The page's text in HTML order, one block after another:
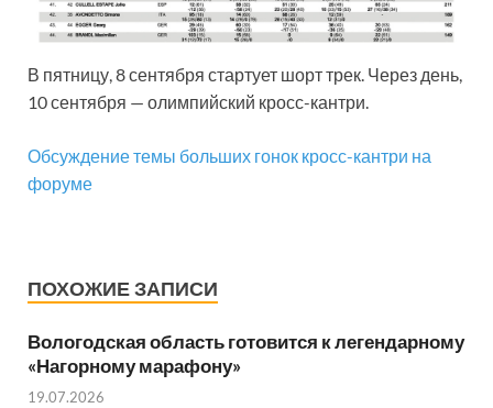
В пятницу, 8 сентября стартует шорт трек. Через день,
10 сентября — олимпийский кросс-кантри.
Обсуждение темы больших гонок кросс-кантри на
форуме
ПОХОЖИЕ ЗАПИСИ
Вологодская область готовится к легендарному
«Нагорному марафону»
19.07.2026